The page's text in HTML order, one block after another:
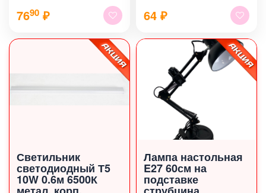
7690 ₽ 64 ₽
Светильник
светодиодный Т5
10W 0.6м 6500К
Лампа настольная
E27 60см на
подставке